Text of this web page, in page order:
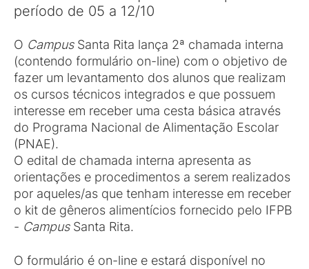
período de 05 a 12/10
O CampusSanta Rita lança 2ª chamada interna
(contendo formulário on-line) com o objetivo de
fazer um levantamento dos alunos que realizam
os cursos técnicos integrados e que possuem
interesse em receber uma cesta básica através
do Programa Nacional de Alimentação Escolar
(PNAE).
O edital de chamada interna apresenta as
orientações e procedimentos a serem realizados
por aqueles/as que tenham interesse em receber
o kit de gêneros alimentícios fornecido pelo IFPB
- CampusSanta Rita.
O formulário é on-line e estará disponível no